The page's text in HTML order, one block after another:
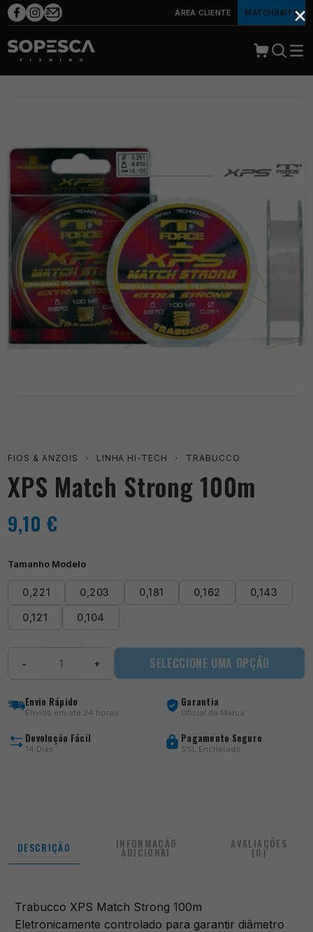
ÁREA CLIENTE MATCHBAITS
FIOS & ANZOIS › LINHA HI-TECH › TRABUCCO
XPS Match Strong 100m
9,10 €
Tamanho Modelo
0,221 0,203 0,181 0,162 0,143
0,121 0,104
Strong
100m
− + SELECCIONE UMA OPÇÃO
Envio Rápido
Envios em até 24 horas
Garantia
Oficial da Marca
Devolução Fácil
14 Dias
Pagamento Seguro
SSL Encriptado
DESCRIÇÃO INFORMAÇÃO
ADICIONAL
AVALIAÇÕES
(0)
Trabucco XPS Match Strong 100m
Eletronicamente controlado para garantir diâmetro
×